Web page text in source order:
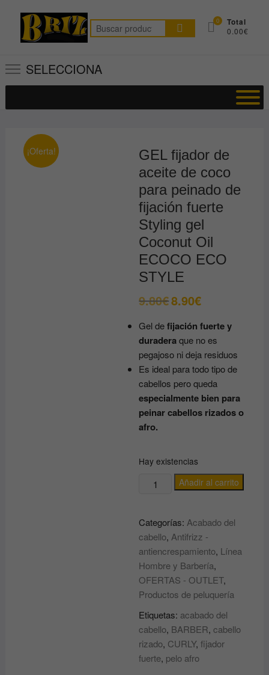
contenido
Buscar
por:
0 Total
0.00€
SELECCIONA
¡Oferta!
GEL fijador de
aceite de coco
para peinado de
fijación fuerte
Styling gel
Coconut Oil
ECOCO ECO
STYLE
9.80€ El
precio
era:
9.80€.
8.90€El
precio
es:
Gel defijación fuerte y
duraderaque no es
pegajoso ni deja residuos
Es ideal para todo tipo de
cabellos pero queda
especialmente bien para
peinar cabellos rizados o
afro.
Hay existencias
GEL
aceite
de
coco
para
peinado
de
fijación
fuerte
Styling
gel
Coconut
Añadir al carrito
Categorías: Acabado del
cabello, Antifrizz -
antiencrespamiento, Línea
Hombre y Barbería,
OFERTAS - OUTLET,
Productos de peluquería
Etiquetas: acabado del
cabello, BARBER,cabello
rizado, CURLY,fijador
fuerte, pelo afro